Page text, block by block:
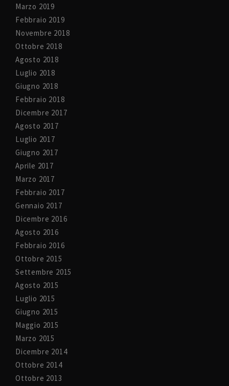
Marzo 2019
Febbraio 2019
Novembre 2018
Ottobre 2018
Agosto 2018
Luglio 2018
Giugno 2018
Febbraio 2018
Dicembre 2017
Agosto 2017
Luglio 2017
Giugno 2017
Aprile 2017
Marzo 2017
Febbraio 2017
Gennaio 2017
Dicembre 2016
Agosto 2016
Febbraio 2016
Ottobre 2015
Settembre 2015
Agosto 2015
Luglio 2015
Giugno 2015
Maggio 2015
Marzo 2015
Dicembre 2014
Ottobre 2014
Ottobre 2013